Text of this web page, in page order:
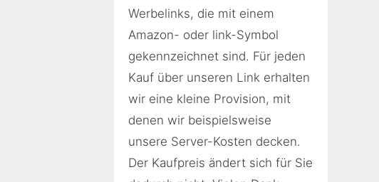
Werbelinks, die mit einem
Amazon- oder link-Symbol
gekennzeichnet sind. Für jeden
Kauf über unseren Link erhalten
wir eine kleine Provision, mit
denen wir beispielsweise
unsere Server-Kosten decken.
Der Kaufpreis ändert sich für Sie